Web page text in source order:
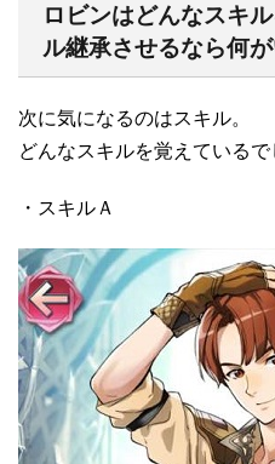
ロビンはどんなスキ
ル継承させるなら何が
次に気になるのはスキル。
どんなスキルを覚えているで
・スキルＡ